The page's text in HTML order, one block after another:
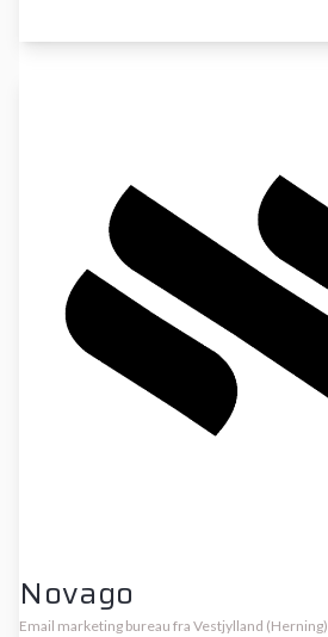
Novago
Email marketing bureau fra Vestjylland (Herning)